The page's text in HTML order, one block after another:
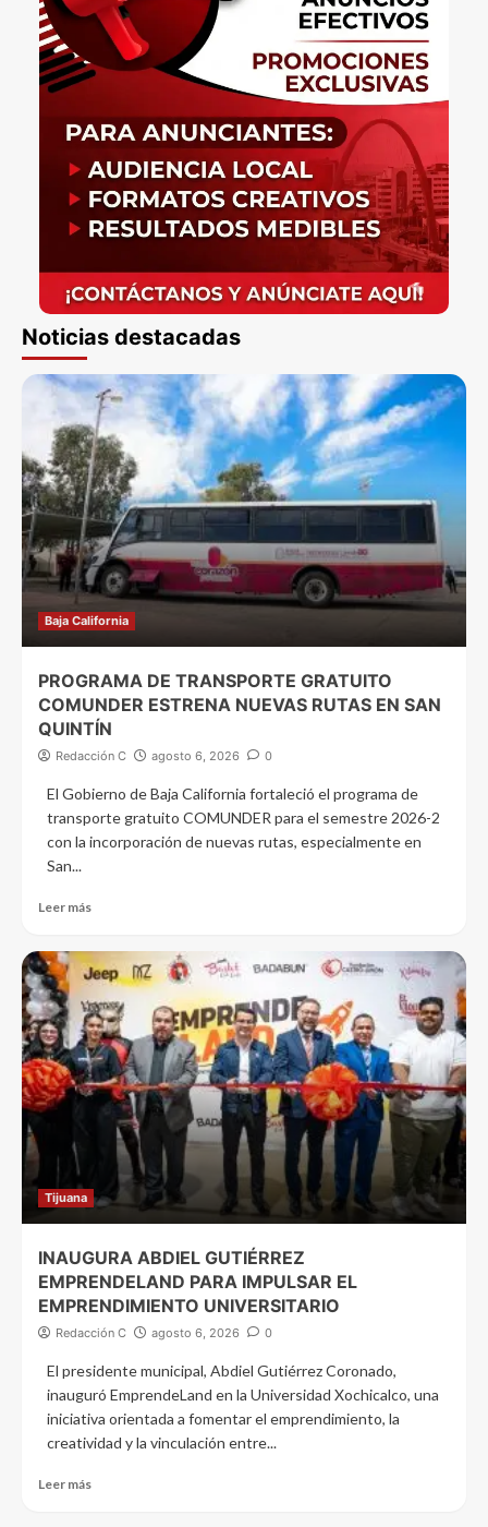
Noticias destacadas
Baja California
PROGRAMA DE TRANSPORTE GRATUITO
COMUNDER ESTRENA NUEVAS RUTAS EN SAN
QUINTÍN
Redacción C agosto 6, 2026 0
El Gobierno de Baja California fortaleció el programa de
transporte gratuito COMUNDER para el semestre 2026-2
con la incorporación de nuevas rutas, especialmente en
San...
Leer más
Tijuana
INAUGURA ABDIEL GUTIÉRREZ
EMPRENDELAND PARA IMPULSAR EL
EMPRENDIMIENTO UNIVERSITARIO
Redacción C agosto 6, 2026 0
El presidente municipal, Abdiel Gutiérrez Coronado,
inauguró EmprendeLand en la Universidad Xochicalco, una
iniciativa orientada a fomentar el emprendimiento, la
creatividad y la vinculación entre...
Leer más